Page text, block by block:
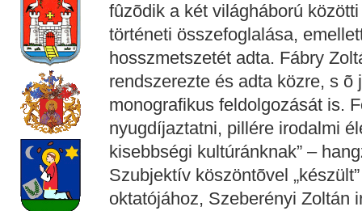
fûzõdik a két világháború
történeti összefoglalása,
hosszmetszetét adta. Fábry
rendszerezte és adta közre, s
monografikus feldolgozását is.
nyugdíjaztatni, pillére irodalmi
kisebbségi kultúránknak” –
Szubjektív köszöntõvel
oktatójához, Szeberényi Zoltán